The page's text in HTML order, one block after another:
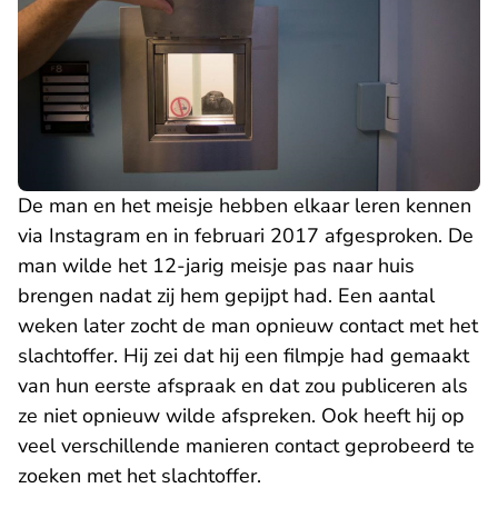
De man en het meisje hebben elkaar leren kennen
via Instagram en in februari 2017 afgesproken. De
man wilde het 12-jarig meisje pas naar huis
brengen nadat zij hem gepijpt had. Een aantal
weken later zocht de man opnieuw contact met het
slachtoffer. Hij zei dat hij een filmpje had gemaakt
van hun eerste afspraak en dat zou publiceren als
ze niet opnieuw wilde afspreken. Ook heeft hij op
veel verschillende manieren contact geprobeerd te
zoeken met het slachtoffer.